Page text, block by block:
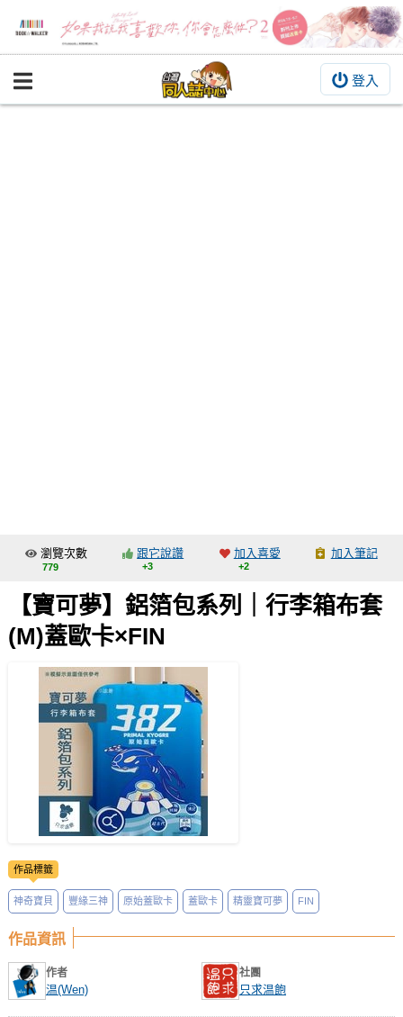
登入
BOOKY書集倉庫
交流中心
攤位轉讓區
會員功能選單
註冊會員
登入
瀏覽次數
779
跟它說讚
+3
加入喜愛
+2
加入筆記
【寶可夢】鋁箔包系列｜行李箱布套
(M)蓋歐卡×FIN
作品標籤
神奇寶貝 豐緣三神 原始蓋歐卡 蓋歐卡 精靈寶可夢 FIN
作品資訊
作者
温(Wen)
社團
只求温飽